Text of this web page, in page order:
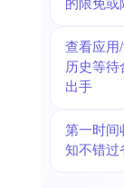
- Direct links to
- Direct links to
the game with
Download
的限免或
查看应用
历史等待
出手
第一时间
知不错过